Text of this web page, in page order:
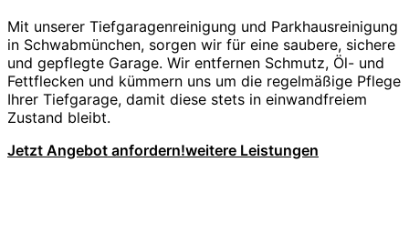
Mit unserer Tiefgaragenreinigung und Parkhausreinigung
in Schwabmünchen, sorgen wir für eine saubere, sichere
und gepflegte Garage. Wir entfernen Schmutz, Öl- und
Fettflecken und kümmern uns um die regelmäßige Pflege
Ihrer Tiefgarage, damit diese stets in einwandfreiem
Zustand bleibt.
Jetzt Angebot anfordern!weitere Leistungen